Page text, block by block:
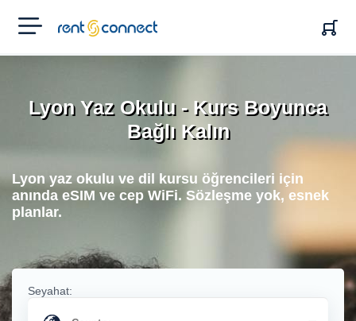
RENT'N
CONNECT
Lyon Yaz Okulu - Kurs Boyunca
Bağlı Kalın
Lyon yaz okulu ve dil kursu öğrencileri için
anında eSIM ve cep WiFi. Sözleşme yok, esnek
planlar.
Seyahat: